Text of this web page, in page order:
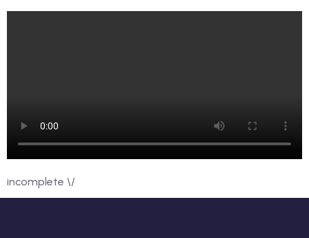
incomplete \/